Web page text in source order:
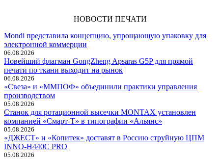
НОВОСТИ ПЕЧАТИ
Mondi представила концепцию, упрощающую упаковку для
электронной коммерции
06.08.2026
Новейший флагман GongZheng Apsaras G5P для прямой
печати по ткани выходит на рынок
06.08.2026
«Свеза» и «ММПОФ» объединили практики управления
производством
05.08.2026
Cтанок для ротационной высечки MONTAX установлен
компанией «Смарт-Т» в типографии «Альянс»
05.08.2026
«ДЖЕСТ» и «Копитек» доставят в Россию струйную ЦПМ
INNO-H440C PRO
05.08.2026